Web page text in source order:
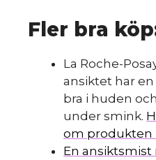
Fler bra
La Roche-
ansiktet har
bra i huden
under smink.
om produkten
En ansiktsmist